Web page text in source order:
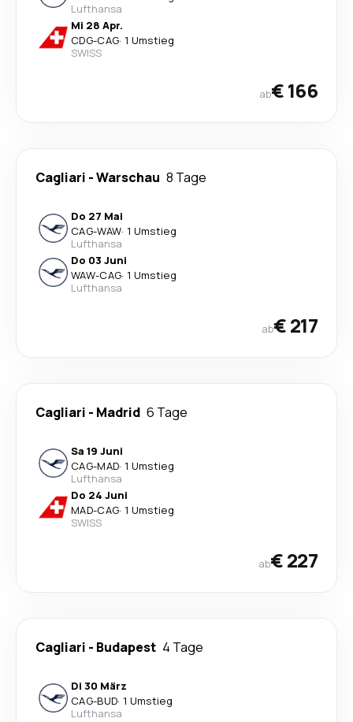
Lufthansa
Mi 28 Apr.
CDG-CAG· 1 Umstieg
SWISS
ab€ 166
Cagliari -Warschau 8 Tage
Do 27 Mai
CAG-WAW· 1 Umstieg
Lufthansa
Do 03 Juni
WAW-CAG· 1 Umstieg
Lufthansa
ab€ 217
Cagliari - Madrid 6 Tage
Sa 19 Juni
CAG-MAD· 1 Umstieg
Lufthansa
Do 24 Juni
MAD-CAG· 1 Umstieg
SWISS
ab€ 227
Cagliari - Budapest 4 Tage
Di 30 März
CAG-BUD· 1 Umstieg
Lufthansa